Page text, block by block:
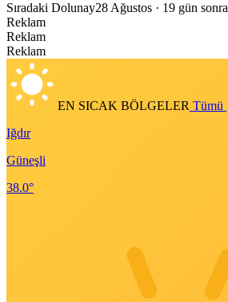
Sıradaki Dolunay28 Ağustos · 19 gün sonra
Reklam
Reklam
Reklam
EN SICAK BÖLGELER Tümü
Iğdır
Güneşli
38.0°